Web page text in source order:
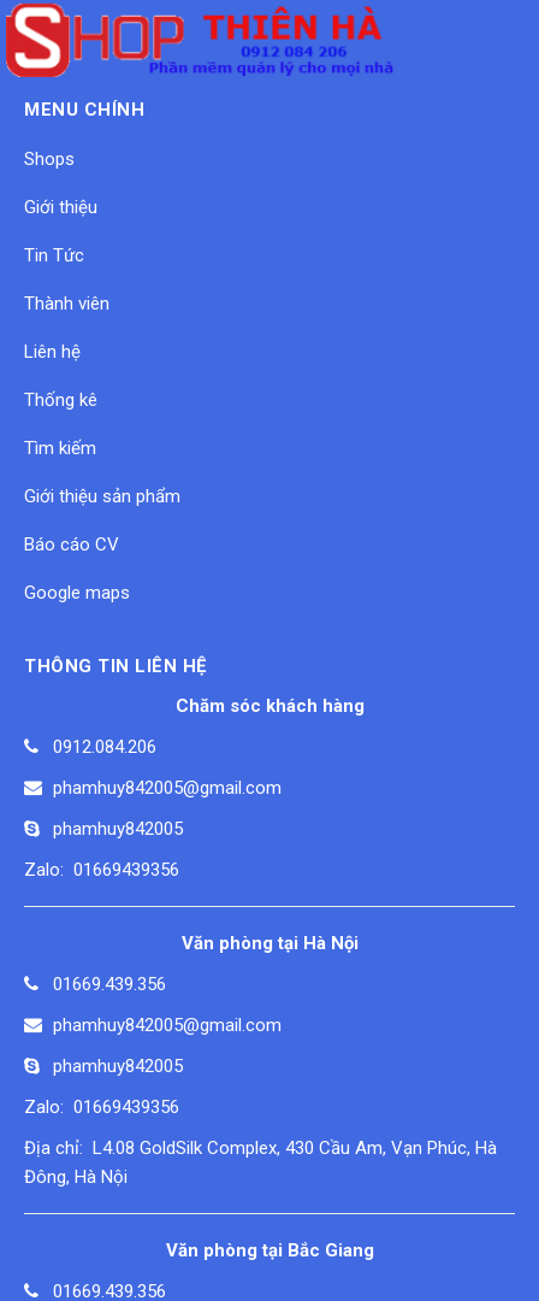
MENU CHÍNH
Shops
Giới thiệu
Tin Tức
Thành viên
Liên hệ
Thống kê
Tìm kiếm
Giới thiệu sản phẩm
Báo cáo CV
Google maps
THÔNG TIN LIÊN HỆ
Chăm sóc khách hàng
0912.084.206
phamhuy842005@gmail.com
phamhuy842005
Zalo: 01669439356
Văn phòng tại Hà Nội
01669.439.356
phamhuy842005@gmail.com
phamhuy842005
Zalo: 01669439356
Địa chỉ: L4.08 GoldSilk Complex, 430 Cầu Am, Vạn Phúc, Hà
Đông, Hà Nội
Văn phòng tại Bắc Giang
01669.439.356